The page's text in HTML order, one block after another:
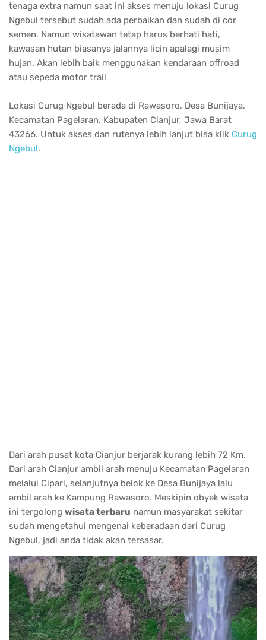
tenaga extra namun saat ini akses menuju lokasi Curug
Ngebul tersebut sudah ada perbaikan dan sudah di cor
semen. Namun wisatawan tetap harus berhati hati,
kawasan hutan biasanya jalannya licin apalagi musim
hujan. Akan lebih baik menggunakan kendaraan offroad
atau sepeda motor trail
Lokasi Curug Ngebul berada di Rawasoro, Desa Bunijaya,
Kecamatan Pagelaran, Kabupaten Cianjur, Jawa Barat
43266. Untuk akses dan rutenya lebih lanjut bisa klik Curug
Ngebul.
Dari arah pusat kota Cianjur berjarak kurang lebih 72 Km.
Dari arah Cianjur ambil arah menuju Kecamatan Pagelaran
melalui Cipari, selanjutnya belok ke Desa Bunijaya lalu
ambil arah ke Kampung Rawasoro. Meskipin obyek wisata
ini tergolong wisata terbaru namun masyarakat sekitar
sudah mengetahui mengenai keberadaan dari Curug
Ngebul, jadi anda tidak akan tersasar.